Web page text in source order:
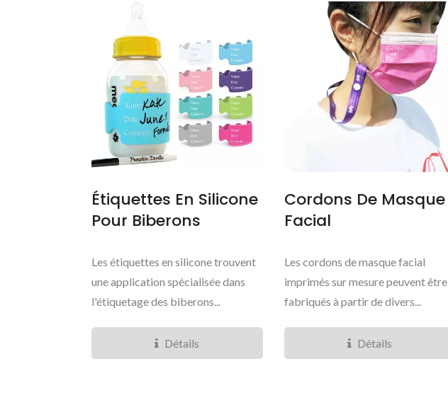
Étiquettes En Silicone
Pour Biberons
Les étiquettes en silicone trouvent
une application spécialisée dans
l'étiquetage des biberons...
Détails
Cordons De Masque
Facial
Les cordons de masque facial
imprimés sur mesure peuvent être
fabriqués à partir de divers...
Détails